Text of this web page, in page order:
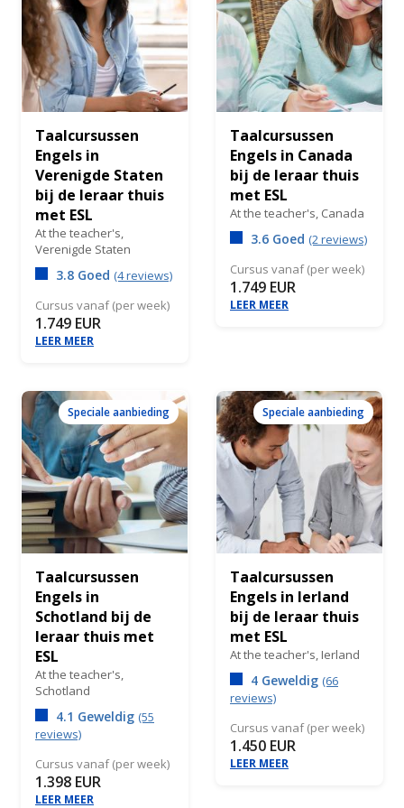
Taalcursussen
Engels in
Verenigde Staten
bij de leraar thuis
met ESL
At the teacher's,
Verenigde Staten
3.8 Goed (4 reviews)
Cursus vanaf (per week)
1.749 EUR
LEER MEER
Taalcursussen
Engels in Canada
bij de leraar thuis
met ESL
At the teacher's, Canada
3.6 Goed (2 reviews)
Cursus vanaf (per week)
1.749 EUR
LEER MEER
Speciale aanbieding
Taalcursussen
Engels in
Schotland bij de
leraar thuis met
ESL
At the teacher's,
Schotland
4.1 Geweldig (55
reviews)
Cursus vanaf (per week)
1.398 EUR
LEER MEER
Speciale aanbieding
Taalcursussen
Engels in Ierland
bij de leraar thuis
met ESL
At the teacher's, Ierland
4 Geweldig (66
reviews)
Cursus vanaf (per week)
1.450 EUR
LEER MEER